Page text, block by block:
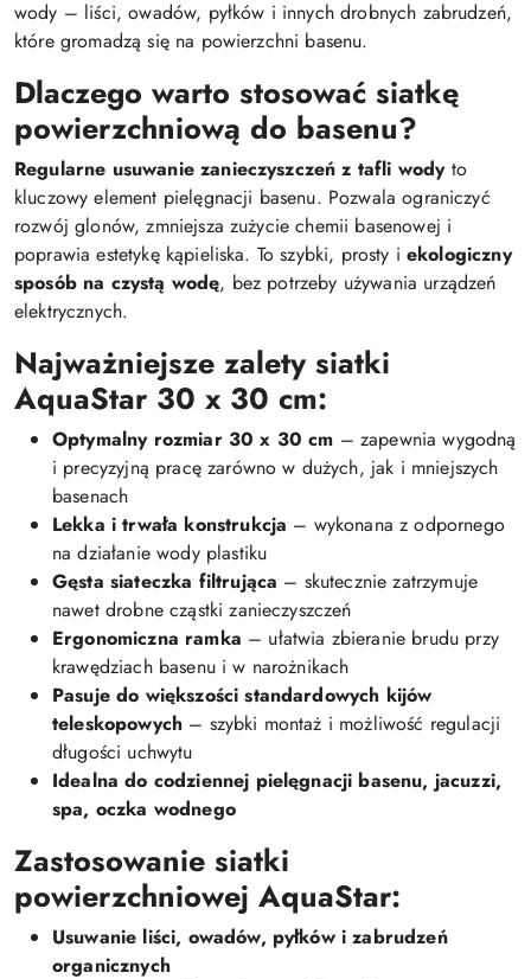
wody – liści, owadów, pyłków i innych drobnych zabrudzeń,
które gromadzą się na powierzchni basenu.
Dlaczego warto stosować siatkę
powierzchniową do basenu?
Regularne usuwanie zanieczyszczeń z tafli wodyto
kluczowy element pielęgnacji basenu. Pozwala ograniczyć
rozwój glonów, zmniejsza zużycie chemii basenowej i
poprawia estetykę kąpieliska. To szybki, prosty iekologiczny
sposób na czystą wodę, bez potrzeby używania urządzeń
elektrycznych.
Najważniejsze zalety siatki
AquaStar 30 x 30 cm:
Optymalny rozmiar 30 x 30 cm – zapewnia wygodną
i precyzyjną pracę zarówno w dużych, jak i mniejszych
basenach
Lekka i trwała konstrukcja – wykonana z odpornego
na działanie wody plastiku
Gęsta siateczka filtrująca – skutecznie zatrzymuje
nawet drobne cząstki zanieczyszczeń
Ergonomiczna ramka – ułatwia zbieranie brudu przy
krawędziach basenu i w narożnikach
Pasuje do większości standardowych kijów
teleskopowych – szybki montaż i możliwość regulacji
długości uchwytu
Idealna do codziennej pielęgnacji basenu, jacuzzi,
spa, oczka wodnego
Zastosowanie siatki
powierzchniowej AquaStar:
Usuwanie liści, owadów, pyłków i zabrudzeń
organicznych